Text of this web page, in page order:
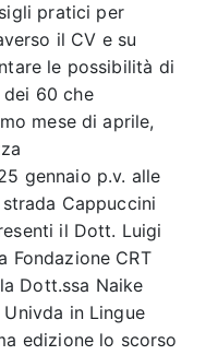
pratici per
il CV e su
le possibilità di
dei 60 che
mese di aprile,
gennaio p.v. alle
Cappuccini
il Dott. Luigi
Fondazione CRT
Dott.ssa Naike
in Lingue
edizione lo scorso